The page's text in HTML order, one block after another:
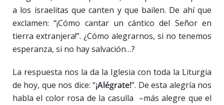
a los israelitas que canten y que bailen. De ahí que
exclamen: “¡Cómo cantar un cántico del Señor en
tierra extranjera!”. ¿Cómo alegrarnos, si no tenemos
esperanza, si no hay salvación…?
La respuesta nos la da la Iglesia con toda la Liturgia
de hoy, que nos dice: “¡Alégrate!”. De esta alegría nos
habla el color rosa de la casulla –más alegre que el